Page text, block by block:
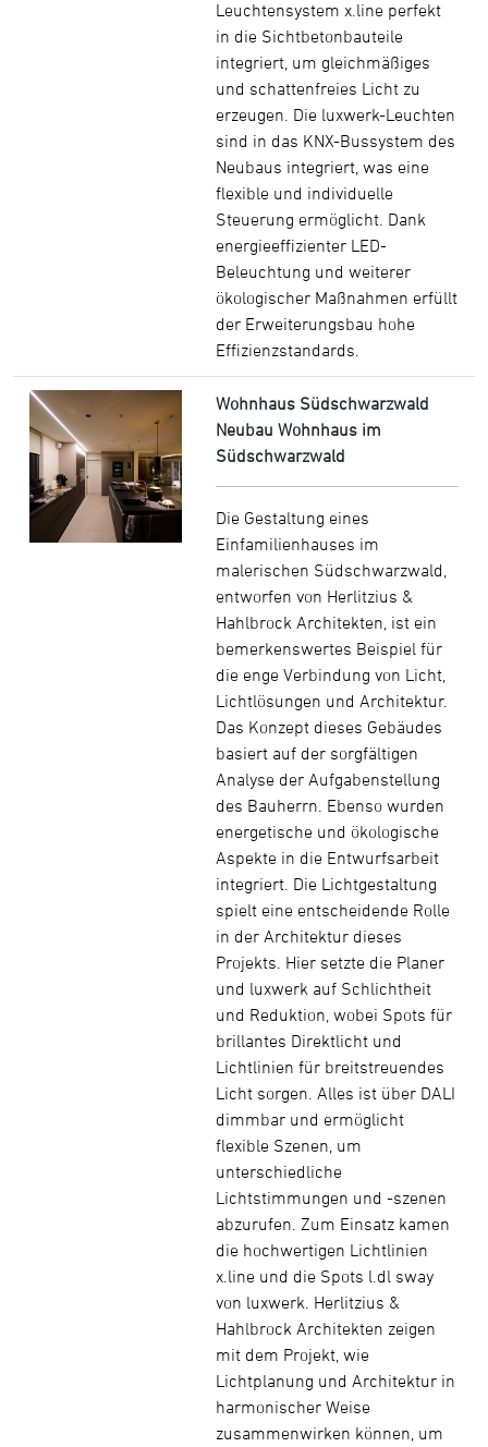
Leuchtensystem x.line perfekt
in die Sichtbetonbauteile
integriert, um gleichmäßiges
und schattenfreies Licht zu
erzeugen. Die luxwerk-Leuchten
sind in das KNX-Bussystem des
Neubaus integriert, was eine
flexible und individuelle
Steuerung ermöglicht. Dank
energieeffizienter LED-
Beleuchtung und weiterer
ökologischer Maßnahmen erfüllt
der Erweiterungsbau hohe
Effizienzstandards.
Wohnhaus Südschwarzwald
Neubau Wohnhaus im
Südschwarzwald
Die Gestaltung eines
Einfamilienhauses im
malerischen Südschwarzwald,
entworfen von Herlitzius &
Hahlbrock Architekten, ist ein
bemerkenswertes Beispiel für
die enge Verbindung von Licht,
Lichtlösungen und Architektur.
Das Konzept dieses Gebäudes
basiert auf der sorgfältigen
Analyse der Aufgabenstellung
des Bauherrn. Ebenso wurden
energetische und ökologische
Aspekte in die Entwurfsarbeit
integriert. Die Lichtgestaltung
spielt eine entscheidende Rolle
in der Architektur dieses
Projekts. Hier setzte die Planer
und luxwerk auf Schlichtheit
und Reduktion, wobei Spots für
brillantes Direktlicht und
Lichtlinien für breitstreuendes
Licht sorgen. Alles ist über DALI
dimmbar und ermöglicht
flexible Szenen, um
unterschiedliche
Lichtstimmungen und -szenen
abzurufen. Zum Einsatz kamen
die hochwertigen Lichtlinien
x.line und die Spots l.dl sway
von luxwerk. Herlitzius &
Hahlbrock Architekten zeigen
mit dem Projekt, wie
Lichtplanung und Architektur in
harmonischer Weise
zusammenwirken können, um